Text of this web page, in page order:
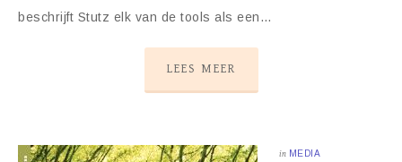
beschrijft Stutz elk van de tools als een…
LEES MEER
in MEDIA